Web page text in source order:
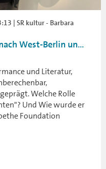
| SR kultur - Barbara
West-Berlin un...
und Literatur,
Welche Rolle
Und Wie wurde er
Foundation